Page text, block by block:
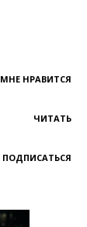
МНЕ НРАВИТСЯ
ЧИТАТЬ
ПОДПИСАТЬСЯ